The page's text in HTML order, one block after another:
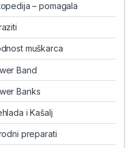
– pomagala
muškarca
Band
Banks
i Kašalj
preparati